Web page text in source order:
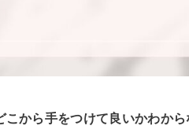
こから手をつけて良いかわか